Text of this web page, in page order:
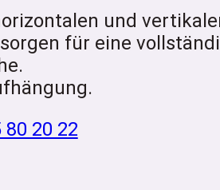
und
für eine
80 20 22